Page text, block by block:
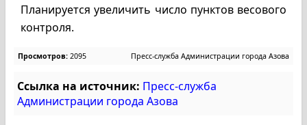
Планируется увеличить число пунктов весового
контроля.
Просмотров: 2095 Пресс-служба Администрации города Азова
Ссылка на источник: Пресс-служба
Администрации города Азова